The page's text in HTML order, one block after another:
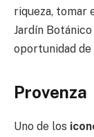
riqueza, tomar
Jardín
oportunidad
Provenza
Uno de los